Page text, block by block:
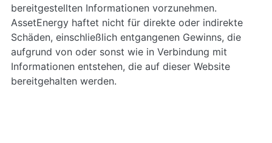
bereitgestellten Informationen vorzunehmen.
AssetEnergy haftet nicht für direkte oder indirekte
Schäden, einschließlich entgangenen Gewinns, die
aufgrund von oder sonst wie in Verbindung mit
Informationen entstehen, die auf dieser Website
bereitgehalten werden.